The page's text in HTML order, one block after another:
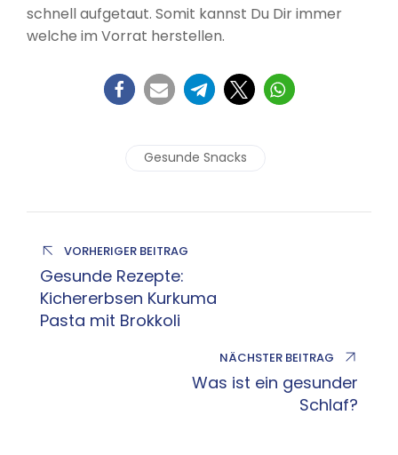
schnell aufgetaut. Somit kannst Du Dir immer
welche im Vorrat herstellen.
Gesunde Snacks
VORHERIGER BEITRAG
Gesunde Rezepte:
Kichererbsen Kurkuma
Pasta mit Brokkoli
NÄCHSTER BEITRAG
Was ist ein gesunder
Schlaf?